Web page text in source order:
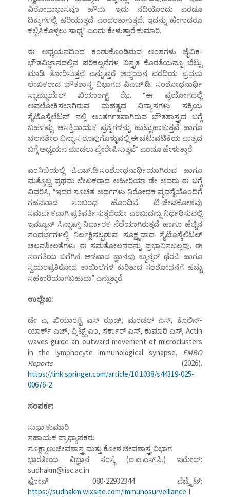
ವಿರೋಧಾಭಾಸವೂ ಹೌದು. ಇದು ನದಿಯೊಂದು ಎರಡೂ
ದಿಕ್ಕುಗಳಲ್ಲಿ ಹರಿಯುತ್ತದೆ ಎಂದಂತಾಗುತ್ತದೆ. ಇದನ್ನು ಹೇಗಾದರೂ
ಕಲ್ಪಿಸಿಕೊಳ್ಳಲು ಸಾಧ್ಯ” ಎಂದು ಕೇಳುತ್ತಾರೆ ಕುಮಾರಿ.
ಈ ಅಧ್ಯಯನದಿಂದ ಕಂಡುಕೊಂಡಿರುವ ಅಂಶಗಳು ಜೈವಿಕ-
ಭೌತವಿಜ್ಞಾನದಲ್ಲಿನ ಪರಿಕಲ್ಪನೆಗಳ ವಿಸ್ತೃತ ಕೊರತೆಯನ್ನೂ ಬೆಟ್ಟು
ಮಾಡಿ ತೋರಿಸುತ್ತವೆ ಎನ್ನುತ್ತಾರೆ ಅಧ್ಯಯನ ವರದಿಯ ಪ್ರಥಮ
ಲೇಖಕರಾದ ಭೌತಶಾಸ್ತ್ರ ವಿಭಾಗದ ಪಿಎಚ್.ಡಿ. ಸಂಶೋಧನಾರ್ಥಿ
ಸ್ಯಾಮ್ಯುಯೆಲ್ ಖಿಯಾಂಗ್ಟ್ ಝೆ. “ಈ ಪ್ರಯೋಗದಲ್ಲಿ
ಅವಲೋಕಿಸಲಾಗಿರುವ ಮಹತ್ವದ ವಿನ್ಯಾಸಗಳು ಸಕ್ರಿಯ
ಸೈಟೊಸ್ಕೆಲೆಟನ್ ನಲ್ಲಿ ಅಂತರ್ಗತವಾಗಿರುವ ಭೌತಶಾಸ್ತ್ರದ ಬಗ್ಗೆ
ಬಹಳಷ್ಟು ಆಸಕ್ತಿದಾಯಕ ಪ್ರಶ್ನೆಗಳನ್ನು ಹುಟ್ಟುಹಾಕುತ್ತವೆ ಹಾಗೂ
ಚಲನಶೀಲ ವಿನ್ಯಾಸ ರೂಪುಗೊಳ್ಳುವಲ್ಲಿ ಈ ಚಟುವಟಿಕೆಯ ಪಾತ್ರದ
ಬಗ್ಗೆ ಅಧ್ಯಯನ ಮಾಡಲು ಪ್ರೇರೇಪಿಸುತ್ತವೆ” ಎಂದೂ ಹೇಳುತ್ತಾರೆ.
ಎಂಸಿಬಿಯಲ್ಲಿ ಪಿಎಚ್.ಡಿ.ಸಂಶೋಧನಾರ್ಥಿಯಾಗಿರುವ ಹಾಗೂ
ಮತ್ತೊಬ್ಬ ಪ್ರಥಮ ಲೇಖಕರಾದ ಅಹೀರಿಯಾ ಡೇ ಅವರು ಈ ಬಗ್ಗೆ
ವಿವರಿಸಿ, “ಇದರ ಸೂಚಿತ ಅರ್ಥಗಳು ನಿರೋಧಕ ವ್ಯವಸ್ಥೆಯೊಂದಿಗೆ
ಗಹನವಾದ ಸಂಬಂಧ ಹೊಂದಿವೆ. ಟಿ-ಜೀವಕೋಶವು
ಸಮರ್ಪಕವಾಗಿ ಪ್ರತಿವರ್ತಿಸುತ್ತದೆಯೇ ಎಂಬುದನ್ನು ನಿರ್ಧರಿಸುವಲ್ಲಿ
ಇಮ್ಯೂನ್ ಸಿನ್ಯಾಪ್ಸ್ ನಿರ್ಧಾರಕ ನೆಲೆಯಾಗಿರುತ್ತದೆ ಹಾಗೂ ಹೆಚ್ಚಿನ
ಸಂದರ್ಭಗಳಲ್ಲಿ ನಿರ್ಲಕ್ಷಿಸಲ್ಪಡುವ ಸೂಕ್ಷ್ಮವಾದ ಸೈಟೊಸ್ಕೆಲಿಟಲ್
ಚಲನಶೀಲತೆಗಳು ಈ ಸಮತೋಲನವನ್ನು ಪ್ರಭಾವಿಸಬಲ್ಲವು. ಈ
ಸಂಗತಿಯ ಬಗೆಗಿನ ಆಳವಾದ ಜ್ಞಾನವು ಕ್ಯಾನ್ಸರ್ ಥೆರಪಿ ಹಾಗೂ
ಸ್ವಯಂಪ್ರತಿರೋಧ ಕಾಯಿಲೆಗಳ ಕುರಿತಾದ ಸಂಶೋಧನೆಗೆ ಹೆಚ್ಚು
ಸಹಕಾರಿಯಾಗಬಹುದು” ಎನ್ನುತ್ತಾರೆ.
ಉಲ್ಲೇಖ:
ಡೇ ಎ, ಖಿಯಾಂಗ್ಟೆ ಎಸ್ ಝಡ್, ಮಂಡಲ್ ಎಸ್, ಕೊಲಿನ್-
ಯಾರ್ಕ್ ಎಚ್, ಫ್ರಿಟ್ಝ್ ಎಂ, ಸರ್ಕಾರ್ ಎಸ್, ಕುಮಾರಿ ಎಸ್, Actin
waves guide an outward movement of microclusters
in the lymphocyte immunological synapse, EMBO
Reports(2026).
https://link.springer.com/article/10.1038/s44319-025-
00676-2
ಸಂಪರ್ಕ:
ಸುಧಾ ಕುಮಾರಿ
ಸಹಾಯಕ ಪ್ರಾಧ್ಯಾಪಕರು
ಸೂಕ್ಷ್ಮಾಣುಜೀವಶಾಸ್ತ್ರ ಮತ್ತು ಕೋಶ ಜೀವಶಾಸ್ತ್ರ ವಿಭಾಗ
ಭಾರತೀಯ ವಿಜ್ಞಾನ ಸಂಸ್ಥೆ (ಐ.ಐ.ಎಸ್.ಸಿ.) ಇಮೇಲ್:
sudhakm@iisc.ac.in
ಫೋನ್: 080-22932344 ವೆಬ್ಸೈಟ್:
https://sudhakm.wixsite.com/immunosurveillance-l